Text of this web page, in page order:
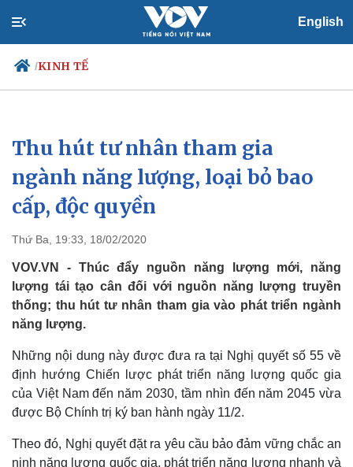
English
/KINH TẾ
Chính trị
Đảng
Tổ chức nhân sự
Quốc hội
Nhận diện sự thật
Xã hội
Tin 24h
Dự báo thời tiết
Thu hút tư nhân tham gia
ngành năng lượng, loại bỏ bao
cấp, độc quyền
Thứ Ba, 19:33, 18/02/2020
VOV.VN - Thúc đẩy nguồn năng lượng mới, năng
lượng tái tạo cân đối với nguồn năng lượng truyền
thống; thu hút tư nhân tham gia vào phát triển ngành
năng lượng.
Những nội dung này được đưa ra tại Nghị quyết số 55 về
định hướng Chiến lược phát triển năng lượng quốc gia
của Việt Nam đến năm 2030, tầm nhìn đến năm 2045 vừa
được Bộ Chính trị ký ban hành ngày 11/2.
Theo đó, Nghị quyết đặt ra yêu cầu bảo đảm vững chắc an
ninh năng lượng quốc gia, phát triển năng lượng nhanh và